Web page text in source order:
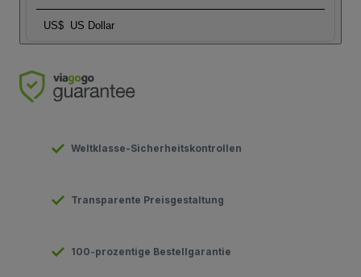
US$ US Dollar
Weltklasse-Sicherheitskontrollen
Transparente Preisgestaltung
100-prozentige Bestellgarantie